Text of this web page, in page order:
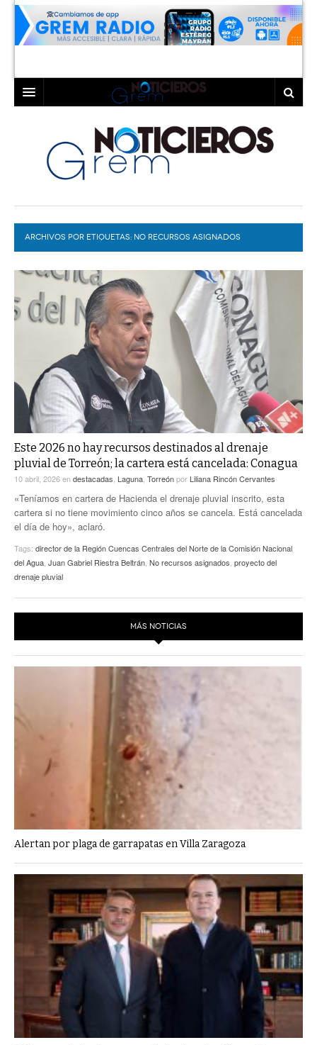
LAGUNA
TORREÓN
GÓMEZ PALACIO
LERDO
COAHUILA
DURANGO
DEPORTES
EXA
EL EXACTO
EXA INFORMA
GLOBO
CONTEXTOS
TRAYECTO LAGUNA
A MEDIA MAÑANA
A TODA LEY
DIÁLOGOS CON LA HISTORIA
TWEETS AND BEATS
LA MEJOR 97.1 ESTÉREO GALLITO
ACTUALIDADES GREM
PULSO
COLABORADORES
PC29
ACTUALIDADES GREM
ARCHIVOS POR ETIQUETAS: NO RECURSOS ASIGNADOS
Este 2026 no hay recursos destinados al drenaje
pluvial de Torreón; la cartera está cancelada: Conagua
10 abril, 2026endestacadas Laguna Torreónpor Liliana Rincón Cervantes
«Teníamos en cartera de Hacienda el drenaje pluvial inscrito, esta
cartera si no tiene movimiento cinco años se cancela. Está cancelada
el día de hoy», aclaró.
Tags: director de la Región Cuencas Centrales del Norte de la Comisión Nacional
del Agua Juan Gabriel Riestra Beltrán No recursos asignados proyecto del
drenaje pluvial
MÁS NOTICIAS
Alertan por plaga de garrapatas en Villa Zaragoza